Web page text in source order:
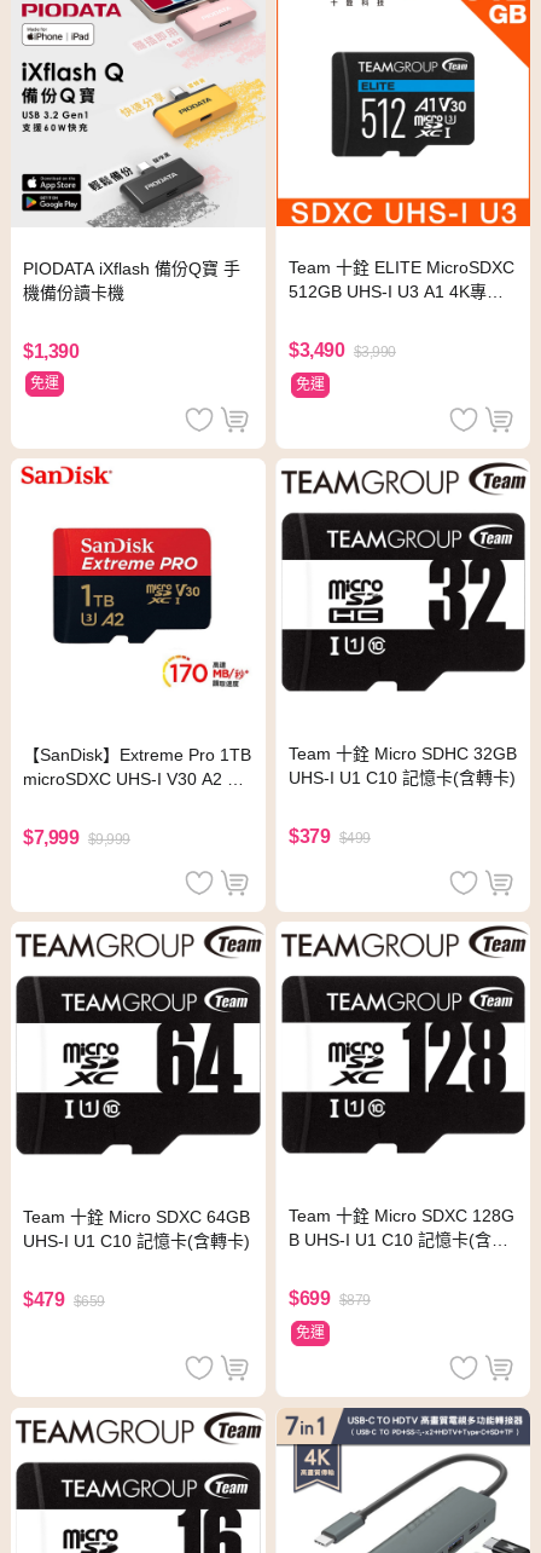
PIODATA iXflash 備份Q寶 手
機備份讀卡機
$1,390
免運
Team 十銓 ELITE MicroSDXC
512GB UHS-I U3 A1 4K專用
$3,490 $3,990
免運
【SanDisk】Extreme Pro 1TB
microSDXC UHS-I V30 A2 記
$7,999 $9,999
Team 十銓 Micro SDHC 32GB
UHS-I U1 C10 記憶卡(含轉卡)
$379 $499
Team 十銓 Micro SDXC 64GB
UHS-I U1 C10 記憶卡(含轉卡)
$479 $659
Team 十銓 Micro SDXC 128G
B UHS-I U1 C10 記憶卡(含轉
$699 $879
免運